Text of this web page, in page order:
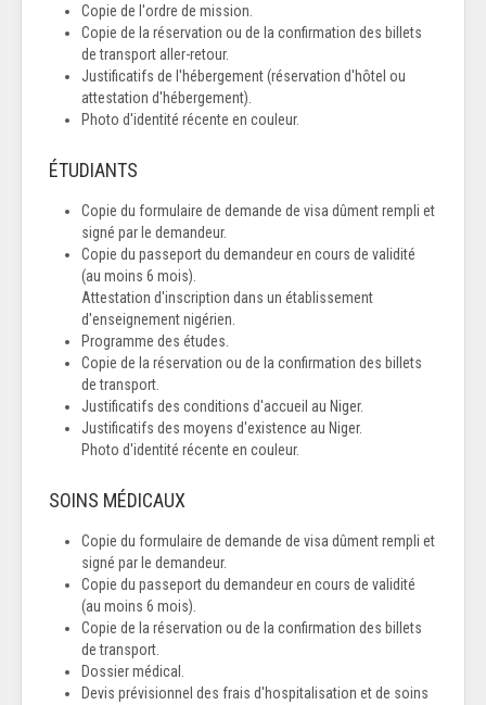
Copie de l'ordre de mission.
Copie de la réservation ou de la confirmation des billets
de transport aller-retour.
Justificatifs de l'hébergement (réservation d'hôtel ou
attestation d'hébergement).
Photo d'identité récente en couleur.
ÉTUDIANTS
Copie du formulaire de demande de visa dûment rempli et
signé par le demandeur.
Copie du passeport du demandeur en cours de validité
(au moins 6 mois).
Attestation d'inscription dans un établissement
d'enseignement nigérien.
Programme des études.
Copie de la réservation ou de la confirmation des billets
de transport.
Justificatifs des conditions d'accueil au Niger.
Justificatifs des moyens d'existence au Niger.
Photo d'identité récente en couleur.
SOINS MÉDICAUX
Copie du formulaire de demande de visa dûment rempli et
signé par le demandeur.
Copie du passeport du demandeur en cours de validité
(au moins 6 mois).
Copie de la réservation ou de la confirmation des billets
de transport.
Dossier médical.
Devis prévisionnel des frais d'hospitalisation et de soins